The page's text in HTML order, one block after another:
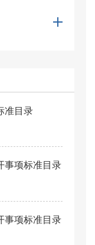
准目录
事项标准目录
事项标准目录